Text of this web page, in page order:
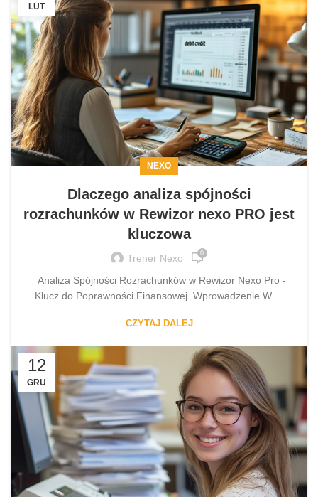
LUT
NEXO
Dlaczego analiza spójności
rozrachunków w Rewizor nexo PRO jest
kluczowa
Trener Nexo 0
Analiza Spójności Rozrachunków w Rewizor Nexo Pro -
Klucz do Poprawności Finansowej Wprowadzenie W ...
CZYTAJ DALEJ
12
GRU